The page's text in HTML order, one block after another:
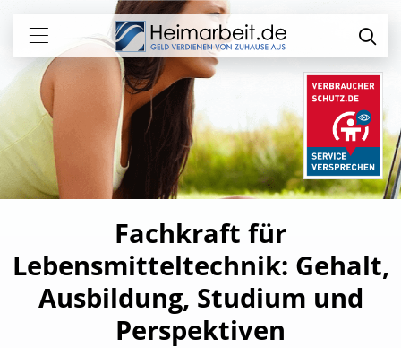
Fachkraft für
Lebensmitteltechnik: Gehalt,
Ausbildung, Studium und
Perspektiven